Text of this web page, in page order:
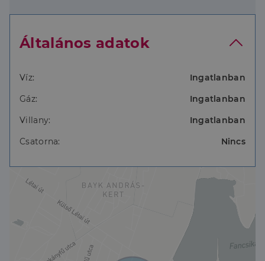
telken
- beépíthetőség 3%
- fúrt kút,
kapcsolatban, hívjon bizalommal!
Általános adatok
Víz:
Ingatlanban
Gáz:
Ingatlanban
Villany:
Ingatlanban
Csatorna:
Nincs